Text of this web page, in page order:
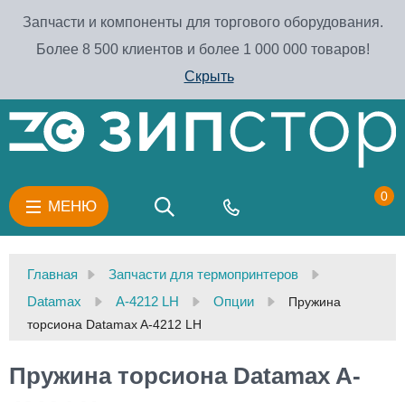
Запчасти и компоненты для торгового оборудования.
Более 8 500 клиентов и более 1 000 000 товаров!
Скрыть
МЕНЮ
0
Главная
Запчасти для термопринтеров
Datamax
A-4212 LH Опции
Пружина
торсиона Datamax A-4212 LH
Пружина торсиона Datamax A-